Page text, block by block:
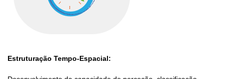
Estruturação Tempo-Espacial: